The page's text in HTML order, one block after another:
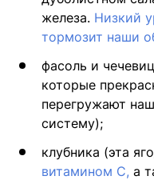
железа. Низкий
тормозит наши
фасоль и
которые
перегружают
систему);
клубника (эта
витамином С, а